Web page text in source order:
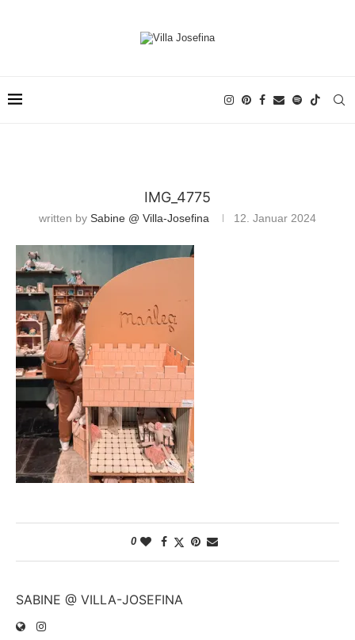
IMG_4775
written by Sabine @ Villa-Josefina 12. Januar 2024
0
SABINE @ VILLA-JOSEFINA